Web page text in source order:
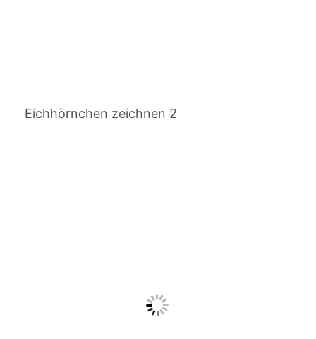
Eichhörnchen zeichnen 2